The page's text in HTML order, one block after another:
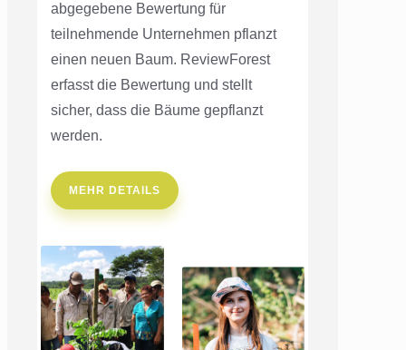
abgegebene Bewertung für
teilnehmende Unternehmen pflanzt
einen neuen Baum. ReviewForest
erfasst die Bewertung und stellt
sicher, dass die Bäume gepflanzt
werden.
MEHR DETAILS